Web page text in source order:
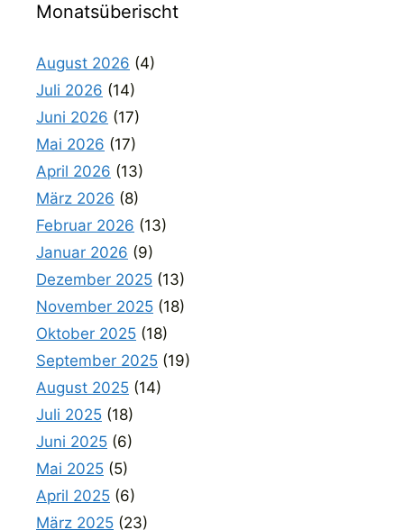
Monatsüberischt
August 2026 (4)
Juli 2026 (14)
Juni 2026 (17)
Mai 2026 (17)
April 2026 (13)
März 2026 (8)
Februar 2026 (13)
Januar 2026 (9)
Dezember 2025 (13)
November 2025 (18)
Oktober 2025 (18)
September 2025 (19)
August 2025 (14)
Juli 2025 (18)
Juni 2025 (6)
Mai 2025 (5)
April 2025 (6)
März 2025 (23)